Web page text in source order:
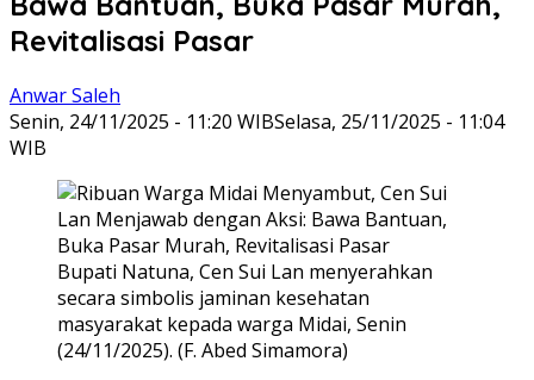
Revitalisasi Pasar
Anwar Saleh
Senin, 24/11/2025 - 11:20 WIBSelasa, 25/11/2025 - 11:04
WIB
Bupati Natuna, Cen Sui Lan menyerahkan
secara simbolis jaminan kesehatan
masyarakat kepada warga Midai, Senin
(24/11/2025). (F. Abed Simamora)